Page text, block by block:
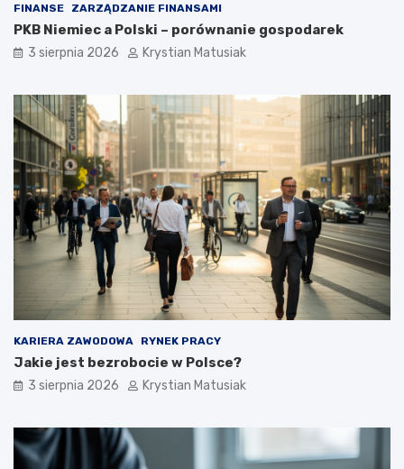
FINANSE ZARZĄDZANIE FINANSAMI
PKB Niemiec a Polski – porównanie gospodarek
3 sierpnia 2026 Krystian Matusiak
KARIERA ZAWODOWA RYNEK PRACY
Jakie jest bezrobocie w Polsce?
3 sierpnia 2026 Krystian Matusiak